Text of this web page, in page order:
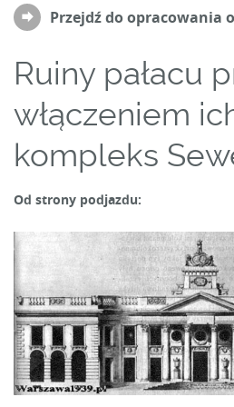
Przejdź do opracowania
Ruiny pałacu
włączeniem
kompleks
Od strony podjazdu: